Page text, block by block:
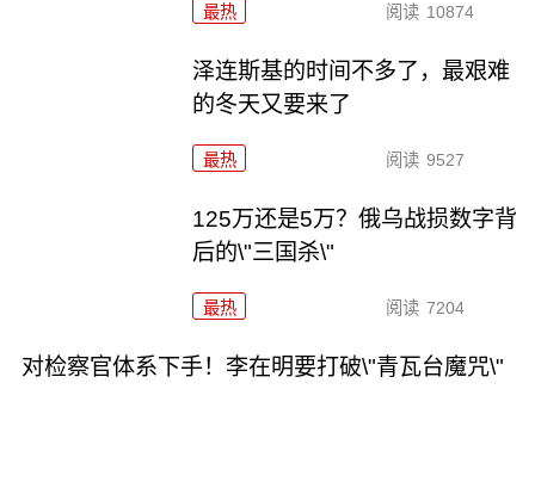
最热 阅读 10874
泽连斯基的时间不多了，最艰难
的冬天又要来了
最热 阅读 9527
125万还是5万？俄乌战损数字背
后的\"三国杀\"
最热 阅读 7204
对检察官体系下手！李在明要打破\"青瓦台魔咒\"